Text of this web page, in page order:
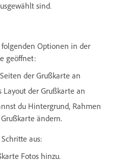
sind.
Optionen in der
geöffnet:
der Grußkarte an
Layout der Grußkarte an
du Hintergrund, Rahmen
ändern.
aus:
Fotos hinzu.